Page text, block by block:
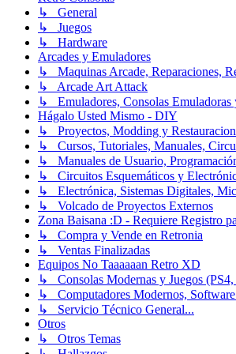
↳ General
↳ Juegos
↳ Hardware
Arcades y Emuladores
↳ Maquinas Arcade, Reparaciones,
↳ Arcade Art Attack
↳ Emuladores, Consolas
Hágalo Usted Mismo - DIY
↳ Proyectos, Modding y
↳ Cursos, Tutoriales, Manuales,
↳ Manuales de Usuario,
↳ Circuitos Esquemáticos y
↳ Electrónica, Sistemas Digitales,
↳ Volcado de Proyectos Externos
Zona Baisana :D - Requiere Registro
↳ Compra y Vende en Retronia
↳ Ventas Finalizadas
Equipos No Taaaaaan Retro XD
↳ Consolas Modernas y Juegos
↳ Computadores Modernos, Software
↳ Servicio Técnico General...
Otros
↳ Otros Temas